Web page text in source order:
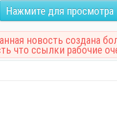
Нажмите для просмотра
новость создана
что ссылки рабочие